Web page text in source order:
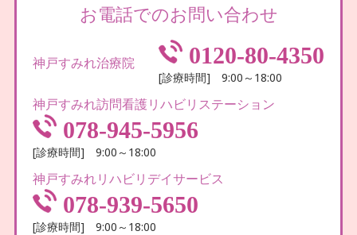
お電話でのお問い合わせ
神戸すみれ治療院 0120-80-4350
[診療時間] 9:00～18:00
神戸すみれ訪問看護リハビリステーション
078-945-5956
[診療時間] 9:00～18:00
神戸すみれリハビリデイサービス
078-939-5650
[診療時間] 9:00～18:00